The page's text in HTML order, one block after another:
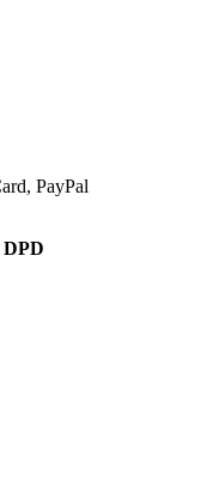
DPD